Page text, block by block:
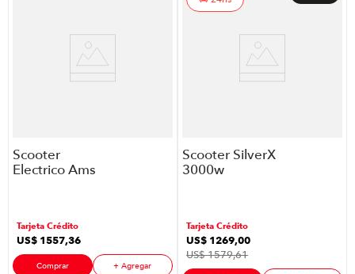
Scooter
Electrico Ams
Tarjeta Crédito
US$ 1557,36
Comprar + Agregar
Scooter SilverX
3000w
Tarjeta Crédito
US$ 1269,00
US$1579,61